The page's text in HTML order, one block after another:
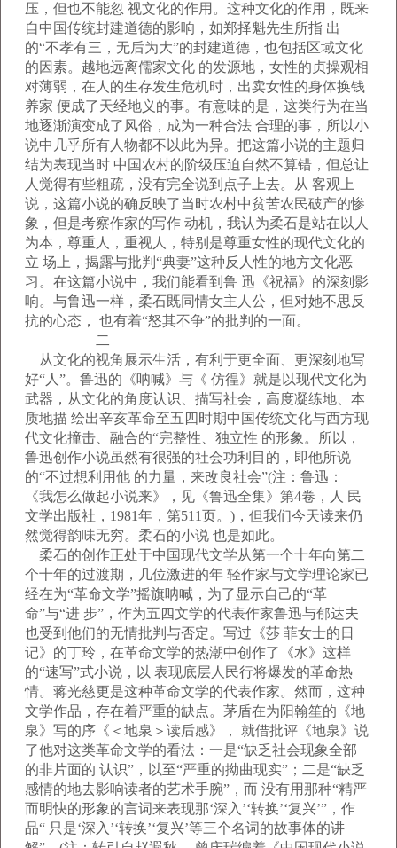
压，但也不能忽 视文化的作用。这种文化的作用，既来
自中国传统封建道德的影响，如郑择魁先生所指 出
的“不孝有三，无后为大”的封建道德，也包括区域文化
的因素。越地远离儒家文化 的发源地，女性的贞操观相
对薄弱，在人的生存发生危机时，出卖女性的身体换钱
养家 便成了天经地义的事。有意味的是，这类行为在当
地逐渐演变成了风俗，成为一种合法 合理的事，所以小
说中几乎所有人物都不以此为异。把这篇小说的主题归
结为表现当时 中国农村的阶级压迫自然不算错，但总让
人觉得有些粗疏，没有完全说到点子上去。从 客观上
说，这篇小说的确反映了当时农村中贫苦农民破产的惨
象，但是考察作家的写作 动机，我认为柔石是站在以人
为本，尊重人，重视人，特别是尊重女性的现代文化的
立 场上，揭露与批判“典妻”这种反人性的地方文化恶
习。在这篇小说中，我们能看到鲁 迅《祝福》的深刻影
响。与鲁迅一样，柔石既同情女主人公，但对她不思反
抗的心态， 也有着“怒其不争”的批判的一面。
二
从文化的视角展示生活，有利于更全面、更深刻地写
好“人”。鲁迅的《呐喊》与《 仿徨》就是以现代文化为
武器，从文化的角度认识、描写社会，高度凝练地、本
质地描 绘出辛亥革命至五四时期中国传统文化与西方现
代文化撞击、融合的“完整性、独立性 的形象。所以，
鲁迅创作小说虽然有很强的社会功利目的，即他所说
的“不过想利用他 的力量，来改良社会”(注：鲁迅：
《我怎么做起小说来》，见《鲁迅全集》第4卷，人 民
文学出版社，1981年，第511页。)，但我们今天读来仍
然觉得韵味无穷。柔石的小说 也是如此。
柔石的创作正处于中国现代文学从第一个十年向第二
个十年的过渡期，几位激进的年 轻作家与文学理论家已
经在为“革命文学”摇旗呐喊，为了显示自己的“革
命”与“进 步”，作为五四文学的代表作家鲁迅与郁达夫
也受到他们的无情批判与否定。写过《莎 菲女士的日
记》的丁玲，在革命文学的热潮中创作了《水》这样
的“速写”式小说，以 表现底层人民行将爆发的革命热
情。蒋光慈更是这种革命文学的代表作家。然而，这种
文学作品，存在着严重的缺点。茅盾在为阳翰笙的《地
泉》写的序《＜地泉＞读后感》， 就借批评《地泉》说
了他对这类革命文学的看法：一是“缺乏社会现象全部
的非片面的 认识”，以至“严重的拗曲现实”；二是“缺乏
感情的地去影响读者的艺术手腕”，而 没有用那种“精严
而明快的形象的言词来表现那‘深入’‘转换’‘复兴’”，作
品“ 只是‘深入’‘转换’‘复兴’等三个名词的故事体的讲